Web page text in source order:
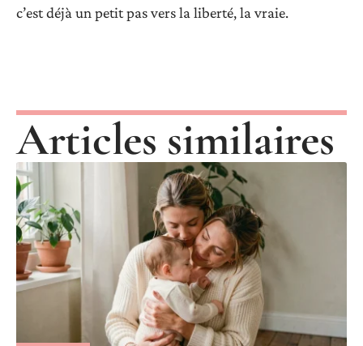
c’est déjà un petit pas vers la liberté, la vraie.
Articles similaires